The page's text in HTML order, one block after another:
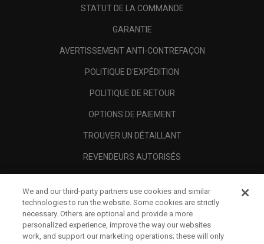
STATUT DE LA COMMANDE
GARANTIE
AVERTISSEMENT ANTI-CONTREFAÇON
POLITIQUE D'EXPÉDITION
POLITIQUE DE RETOUR
OPTIONS DE PAIEMENT
TROUVER UN DÉTAILLANT
REVENDEURS AUTORISÉS
A PROPOS
MENTIONS LÉGALES
We and our third-party partners use cookies and similar
technologies to run the website. Some cookies are strictly
necessary. Others are optional and provide a more
personalized experience, improve the way our websites
work, and support our marketing operations; these will only